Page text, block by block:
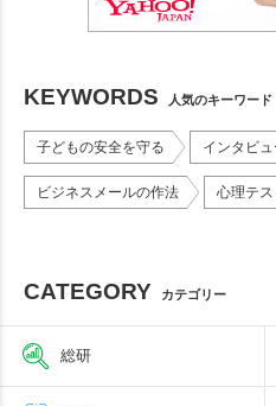
KEYWORDS 人気のキーワード
子どもの安全を守る インタビュ
ビジネスメールの作法 心理テス
CATEGORY カテゴリー
総研